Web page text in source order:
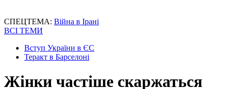
СПЕЦТЕМА: Війна в Ірані
ВСІ ТЕМИ
Вступ України в ЄС
Теракт в Барселоні
Жінки частіше скаржаться